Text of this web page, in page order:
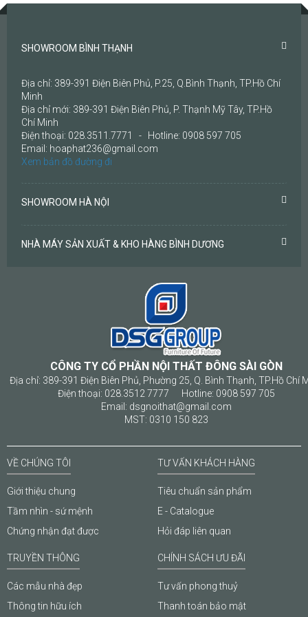
SHOWROOM BÌNH THẠNH
Địa chỉ: 389-391 Điện Biên Phủ, P.25, Q.Bình Thạnh, TP.Hồ Chí
Minh
Địa chỉ mới: 389-391 Điện Biên Phủ, P. Thạnh Mỹ Tây, TP.Hồ
Chí Minh
Điện thoại: 028.3511.7771 - Hotline: 0908 597 705
Email: hoaphat236@gmail.com
Xem bản đồ đường đi
SHOWROOM HÀ NỘI
NHÀ MÁY SẢN XUẤT & KHO HÀNG BÌNH DƯƠNG
CÔNG TY CỔ PHẦN NỘI THẤT ĐÔNG SÀI GÒN
Địa chỉ: 389-391 Điện Biên Phủ, Phường 25, Q. Bình Thạnh, TP.Hồ Chí
Điện thoại: 028.3512 7777 Hotline: 0908 597 705
Email: dsgnoithat@gmail.com
MST: 0310 150 823
VỀ CHÚNG TÔI
Giới thiệu chung
Tầm nhìn - sứ mệnh
Chứng nhận đạt được
TƯ VẤN KHÁCH HÀNG
Tiêu chuẩn sản phẩm
E - Catalogue
Hỏi đáp liên quan
TRUYỀN THÔNG
Các mẫu nhà đẹp
Thông tin hữu ích
CHÍNH SÁCH ƯU ĐÃI
Tư vấn phong thuỷ
Thanh toán bảo mật